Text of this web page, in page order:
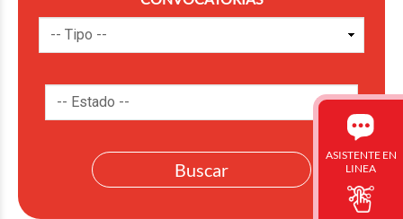
ASISTENTE EN
LINEA